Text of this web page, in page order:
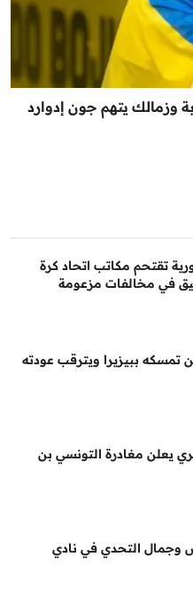
وزمالك يتهم جون إدوارد
تقتحم مكاتب اتحاد كرة
في مخالفات مزعومة
تمسكه ببيزيرا ويترقب عودته
يعلن مغادرة التونسي بن
وجمال التحدي في نادي